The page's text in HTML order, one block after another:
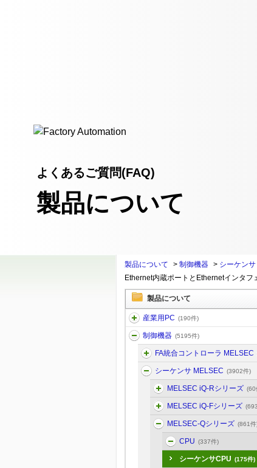
よくあるご質問(FAQ)
製品について
製品について > 制御機器 > シーケン
Ethernet内蔵ポートとEthernetインタフ
製品について
産業用PC (190件)
制御機器 (5195件)
FA統合コントローラ MELSEC
シーケンサ MELSEC (3902件)
MELSEC iQ-Rシリーズ (60
MELSEC iQ-Fシリーズ
MELSEC-Qシリーズ (861件
CPU (337件)
シーケンサCPU (175件)